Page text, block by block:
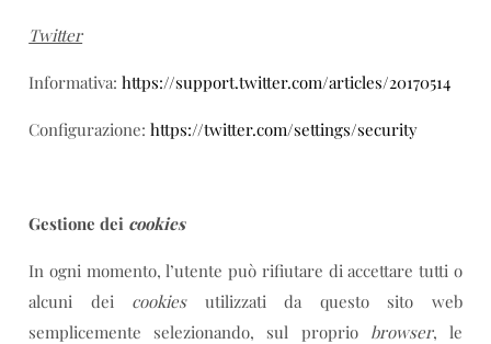
Twitter
Informativa:https://support.twitter.com/articles/20170514
Configurazione:https://twitter.com/settings/security
Gestione dei cookies
In ogni momento, l’utente può rifiutare di accettare tutti o
alcuni dei cookies utilizzati da questo sito web
semplicemente selezionando, sul proprio browser, le